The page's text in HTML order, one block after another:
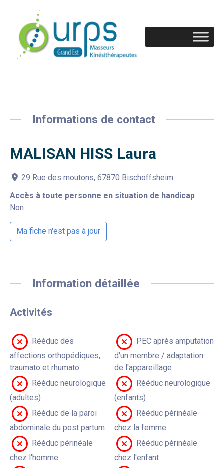
Informations de contact
MALISAN HISS Laura
29 Rue des moutons, 67870 Bischoffsheim
Accès à toute personne en situation de handicap
Non
Ma fiche n'est pas à jour
Information détaillée
Activités
Rééduc des
affections orthopédiques,
traumato et rhumato
PEC après amputation
d'un membre / adaptation
de l'appareillage
Rééduc neurologique
(adultes)
Rééduc neurologique
(enfants)
Rééduc de la paroi
abdominale du post partum
Rééduc périnéale
chez la femme
Rééduc périnéale
chez l'homme
Rééduc périnéale
chez l'enfant